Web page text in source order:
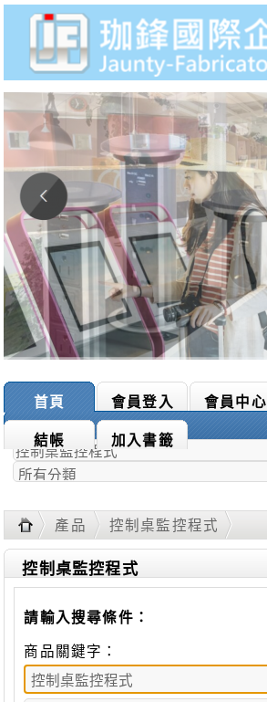
首頁 會員登入 會員中心
結帳 加入書籤
商品搜尋：
產品
控制桌監控程式
控制桌監控程式
請輸入搜尋條件：
商品關鍵字：